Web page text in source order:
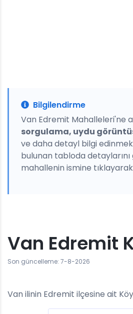
Bilgilendirme
Van Edremit Mahalleleri'ne
sorgulama, uydu
ve daha detayl bilgi edinmek
bulunan tabloda
mahallenin ismine
Van Edremit
Son güncelleme: 7-8-2026
Van ilinin Edremit ilçesine ait